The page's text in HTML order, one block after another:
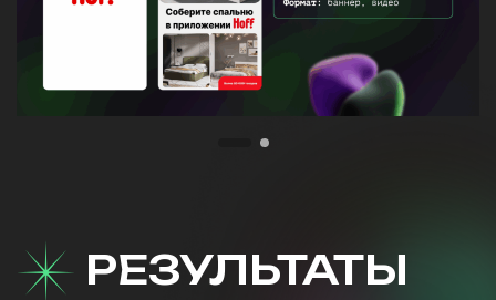
РЕЗУЛЬТАТЫ